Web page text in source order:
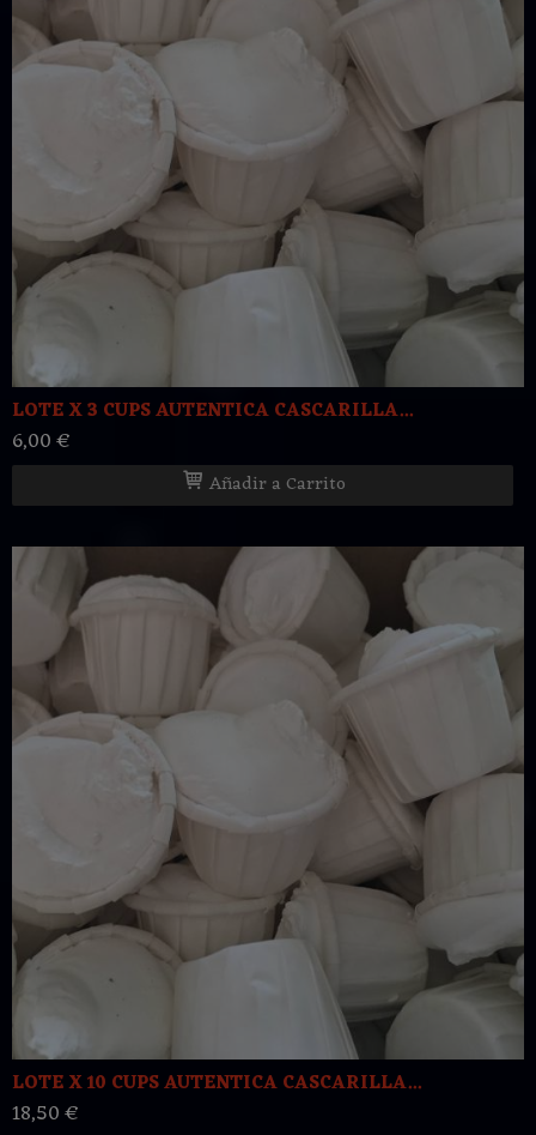
LOTE X 3 CUPS AUTENTICA CASCARILLA...
6,00 €
Añadir a Carrito
LOTE X 10 CUPS AUTENTICA CASCARILLA...
18,50 €